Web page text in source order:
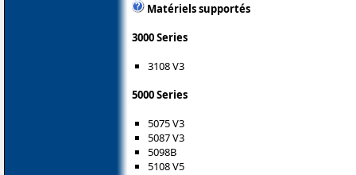
Matériels supportés
3000 Series
3108 V3
5000 Series
5075 V3
5087 V3
5098B
5108 V5